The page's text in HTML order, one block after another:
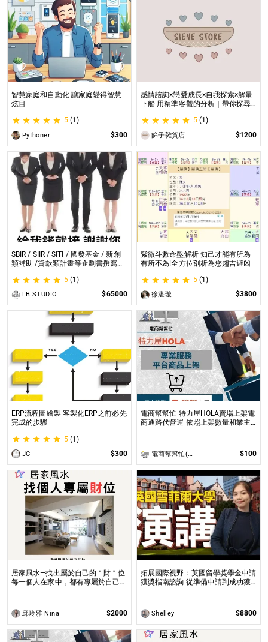
智慧家庭和自動化 讓家庭變得智慧
炫目
5 (1)
Pythoner $300
感情諮詢×戀愛成長×自我探索×解暈
下船 用精準客觀的分析｜帶你探尋
5 (1)
篩子雜貨店 $1200
SBIR / SIIR / SITI / 國發基金 / 新創
類補助 /貸款類計畫等企劃書撰寫
類補助 /貸款類計畫等企劃書撰寫
5 (1)
LB STUDIO $65000
紫微斗數命盤解析 知己才能有所為
有所不為!全方位剖析為您趨吉避凶
5 (1)
徐湛璇 $3800
ERP流程圖繪製 客製化ERP之前必先
完成的步驟
5 (1)
JC $300
電商幫幫忙 特力屋HOLA賣場上架電
商通路代營運 依照上架數量和業主
電商幫幫忙(電商平台代營運/電商上架/運營策略/網路行銷) $100
居家風水—找出屬於自己的＂財＂位
每一個人在家中，都有專屬於自己的
邱玲雅 Nina $2000
拓展國際視野：英國留學獎學金申請
獲獎指南諮詢 從準備申請到成功獲
Shelley $8800